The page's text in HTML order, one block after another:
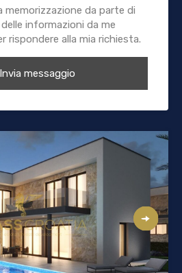
memorizzazione da parte di
delle informazioni da me
rispondere alla mia richiesta.
Invia messaggio